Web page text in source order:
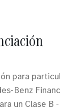
para
Benz
un Clase B